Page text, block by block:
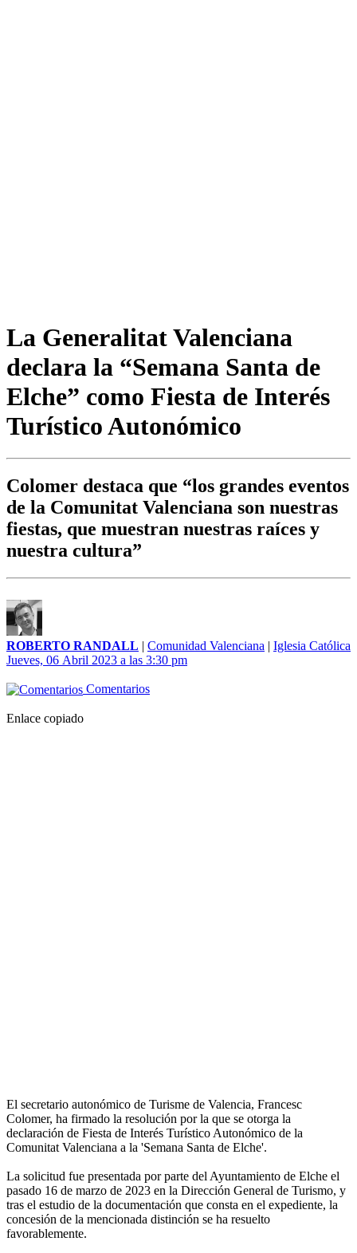
La Generalitat Valenciana
declara la “Semana Santa de
Elche” como Fiesta de Interés
Turístico Autonómico
Colomer destaca que “los grandes eventos
de la Comunitat Valenciana son nuestras
fiestas, que muestran nuestras raíces y
nuestra cultura”
ROBERTO RANDALL | Comunidad Valenciana | Iglesia Católica
Jueves, 06 Abril 2023 a las 3:30 pm
Comentarios
Enlace copiado
El secretario autonómico de Turisme de Valencia, Francesc
Colomer, ha firmado la resolución por la que se otorga la
declaración de Fiesta de Interés Turístico Autonómico de la
Comunitat Valenciana a la 'Semana Santa de Elche'.
La solicitud fue presentada por parte del Ayuntamiento de Elche el
pasado 16 de marzo de 2023 en la Dirección General de Turismo, y
tras el estudio de la documentación que consta en el expediente, la
concesión de la mencionada distinción se ha resuelto
favorablemente.